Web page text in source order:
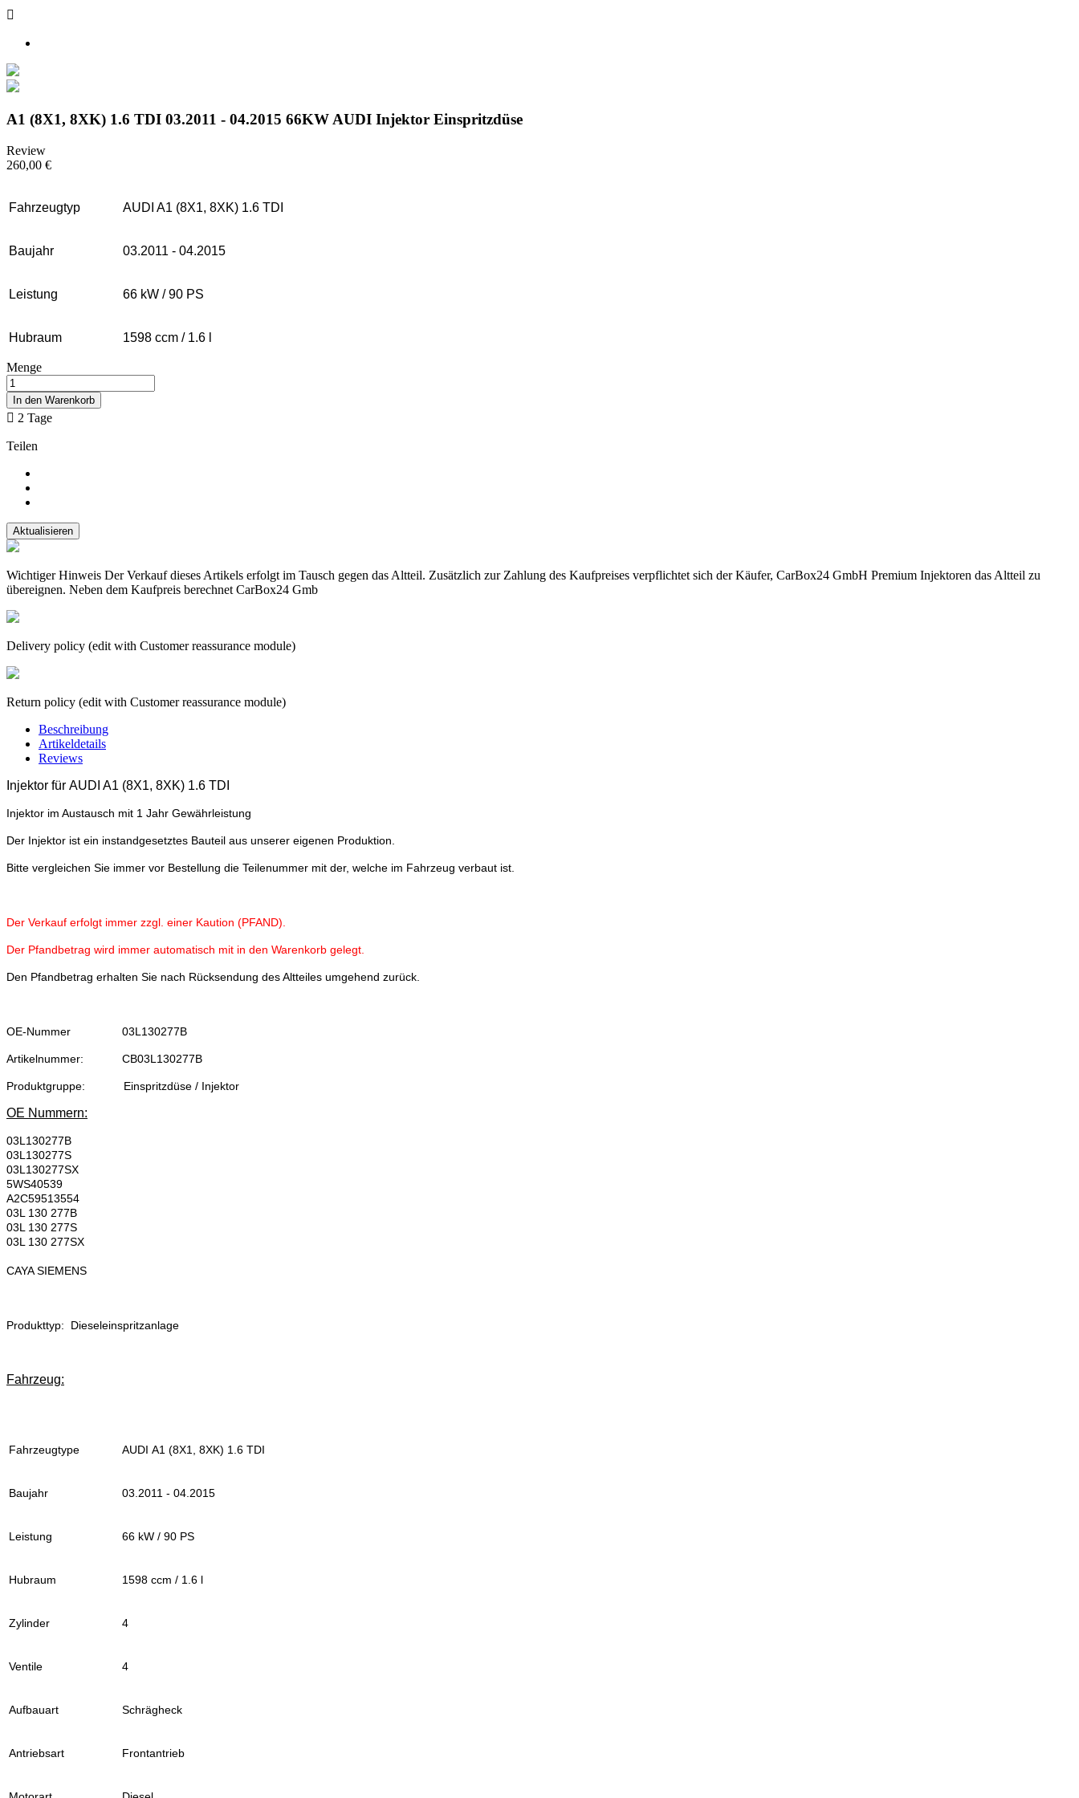

A1 (8X1, 8XK) 1.6 TDI 03.2011 - 04.2015 66KW AUDI Injektor Einspritzdüse
Review
260,00 €
Fahrzeugtyp AUDI A1 (8X1, 8XK) 1.6 TDI
Baujahr 03.2011 - 04.2015
Leistung 66 kW / 90 PS
Hubraum 1598 ccm / 1.6 l
Menge
In den Warenkorb
 2 Tage
Teilen
Wichtiger Hinweis Der Verkauf dieses Artikels erfolgt im Tausch gegen das Altteil. Zusätzlich zur Zahlung des Kaufpreises verpflichtet sich der Käufer, CarBox24 GmbH Premium Injektoren das Altteil zu
übereignen. Neben dem Kaufpreis berechnet CarBox24 Gmb
Delivery policy (edit with Customer reassurance module)
Return policy (edit with Customer reassurance module)
Beschreibung
Artikeldetails
Reviews
Injektor für AUDI A1 (8X1, 8XK) 1.6 TDI
Injektor im Austausch mit 1 Jahr Gewährleistung
Der Injektor ist ein instandgesetztes Bauteil aus unserer eigenen Produktion.
Bitte vergleichen Sie immer vor Bestellung die Teilenummer mit der, welche im Fahrzeug verbaut ist.
Der Verkauf erfolgt immer zzgl. einer Kaution (PFAND).
Der Pfandbetrag wird immer automatisch mit in den Warenkorb gelegt.
Den Pfandbetrag erhalten Sie nach Rücksendung des Altteiles umgehend zurück.
OE-Nummer 03L130277B
Artikelnummer: CB03L130277B
Produktgruppe: Einspritzdüse / Injektor
OE Nummern:
03L130277B
03L130277S
03L130277SX
5WS40539
A2C59513554
03L 130 277B
03L 130 277S
03L 130 277SX
CAYA SIEMENS
Produkttyp: Dieseleinspritzanlage
Fahrzeug:
Fahrzeugtype AUDI A1 (8X1, 8XK) 1.6 TDI
Baujahr 03.2011 - 04.2015
Leistung 66 kW / 90 PS
Hubraum 1598 ccm / 1.6 l
Zylinder 4
Ventile 4
Aufbauart Schrägheck
Antriebsart Frontantrieb